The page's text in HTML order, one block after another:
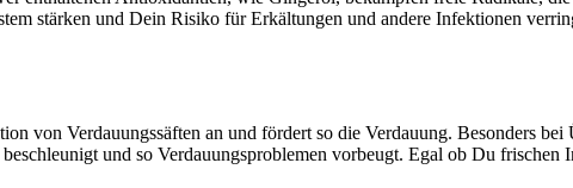
stärken und Dein Risiko für Erkältungen und andere Infektionen
von Verdauungssäften an und fördert so die Verdauung. Besonders
und so Verdauungsproblemen vorbeugt. Egal ob Du frischen